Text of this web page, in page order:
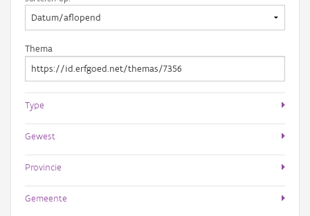
Thema
Type
Gewest
Provincie
Gemeente